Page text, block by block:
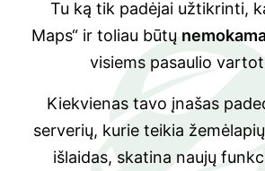
Tu ką tik padėjai užtikrinti,
Maps“ ir toliau būtų
visiems pasaulio
Kiekvienas tavo įnašas
serverių, kurie teikia
išlaidas, skatina naujų